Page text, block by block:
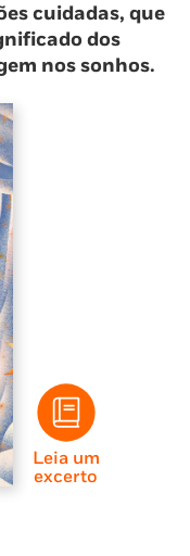
cuidadas, que
dos
nos sonhos.
Leia um
excerto